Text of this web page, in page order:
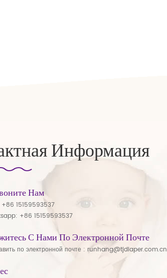
Информация
Нам
+86 15159593537
+86 15159593537
С Нами По Электронной Почте
по электронной почте : runhang@tjdiaper.com.cn